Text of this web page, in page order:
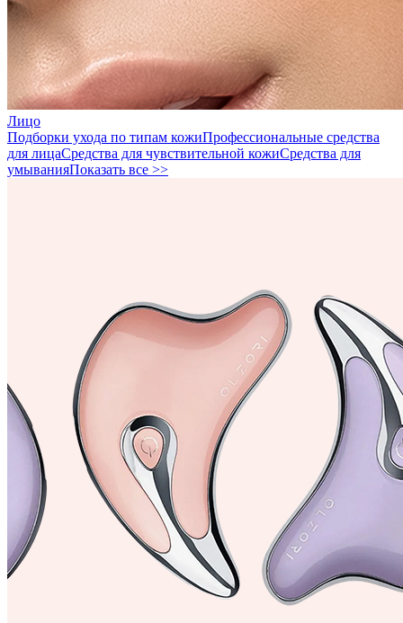
Лицо
Подборки ухода по типам кожиПрофессиональные средства
для лицаСредства для чувствительной кожиСредства для
умыванияПоказать все >>